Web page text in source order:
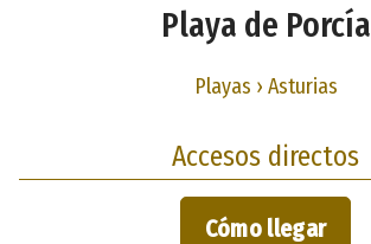
Playa de Porcía
Playas › Asturias
Accesos directos
Cómo llegar